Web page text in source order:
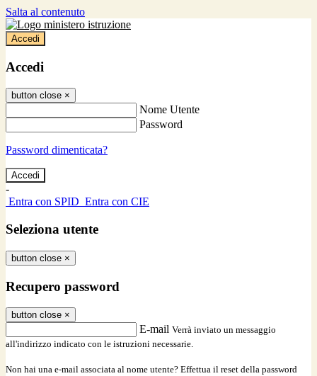
Salta al contenuto
Accedi
Accedi
button close ×
Nome Utente
Password
Password dimenticata?
-
Entra con SPID Entra con CIE
Seleziona utente
button close ×
Recupero password
button close ×
E-mail Verrà inviato un messaggio
all'indirizzo indicato con le istruzioni necessarie.
Non hai una e-mail associata al nome utente? Effettua il reset della password